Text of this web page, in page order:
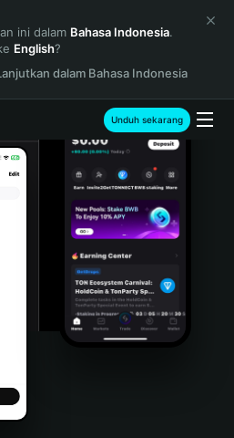
ini dalam Bahasa Indonesia.
English?
dalam Bahasa Indonesia
Unduh sekarang